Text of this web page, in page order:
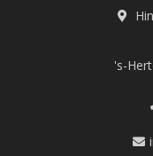
's-